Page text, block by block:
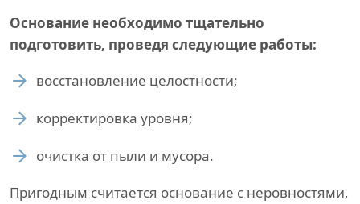
Основание необходимо тщательно
подготовить, проведя следующие работы:
восстановление целостности;
корректировка уровня;
очистка от пыли и мусора.
Пригодным считается основание с неровностями,